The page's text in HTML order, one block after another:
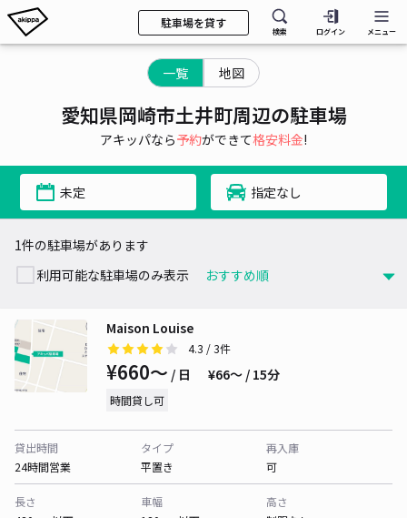
駐車場を貸す
検索 ログイン メニュー
一覧 地図
愛知県岡崎市土井町周辺の駐車場
アキッパなら予約ができて格安料金!
未定 指定なし
1件の駐車場があります
利用可能な駐車場のみ表示
Maison Louise
4.3 / 3件
¥660〜 / 日 ¥66〜 / 15分
時間貸し可
貸出時間
24時間営業
タイプ
平置き
再入庫
可
長さ
車幅
高さ